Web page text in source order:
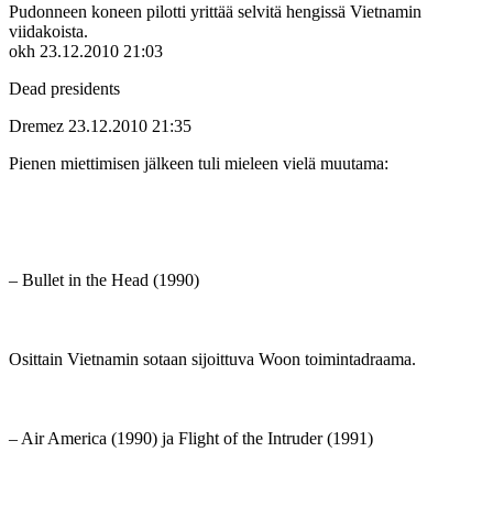
Pudonneen koneen pilotti yrittää selvitä hengissä Vietnamin
viidakoista.
okh 23.12.2010 21:03
Dead presidents
Dremez 23.12.2010 21:35
Pienen miettimisen jälkeen tuli mieleen vielä muutama:
– Bullet in the Head (1990)
Osittain Vietnamin sotaan sijoittuva Woon toimintadraama.
– Air America (1990) ja Flight of the Intruder (1991)